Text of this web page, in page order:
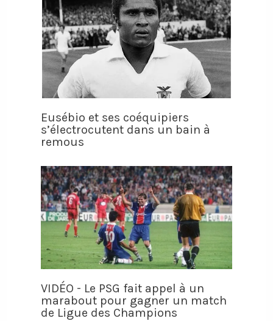
Eusébio et ses coéquipiers
s’électrocutent dans un bain à
remous
VIDÉO - Le PSG fait appel à un
marabout pour gagner un match
de Ligue des Champions